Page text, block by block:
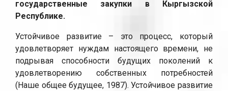
государственные закупки в Кыргызской
Республике.
Устойчивое развитие – это процесс, который
удовлетворяет нуждам настоящего времени, не
подрывая способности будущих поколений к
удовлетворению собственных потребностей
(Наше общее будущее, 1987). Устойчивое развитие